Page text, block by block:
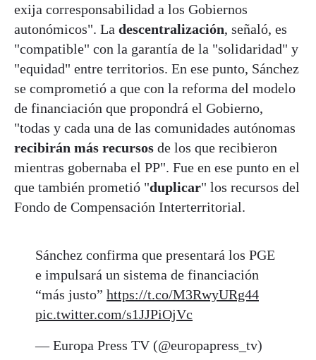
exija corresponsabilidad a los Gobiernos
autonómicos". La descentralización, señaló, es
"compatible" con la garantía de la "solidaridad" y
"equidad" entre territorios. En ese punto, Sánchez
se comprometió a que con la reforma del modelo
de financiación que propondrá el Gobierno,
"todas y cada una de las comunidades autónomas
recibirán más recursos de los que recibieron
mientras gobernaba el PP". Fue en ese punto en el
que también prometió "duplicar" los recursos del
Fondo de Compensación Interterritorial.
Sánchez confirma que presentará los PGE
e impulsará un sistema de financiación
“más justo” https://t.co/M3RwyURg44
pic.twitter.com/s1JJPiOjVc
— Europa Press TV (@europapress_tv)